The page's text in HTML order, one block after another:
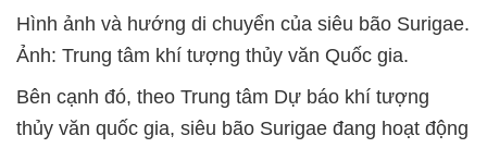
Hình ảnh và hướng di chuyển của siêu bão Surigae.
Ảnh: Trung tâm khí tượng thủy văn Quốc gia.
Bên cạnh đó, theo Trung tâm Dự báo khí tượng
thủy văn quốc gia, siêu bão Surigae đang hoạt động